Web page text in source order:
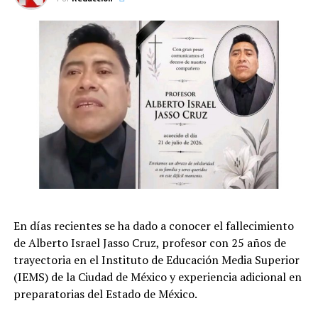
Evacuaciones ordenadas para cientos de miles de
personas; despliegue de militares y equipos de rescate.
Las autoridades advierten de posibles réplicas de
intensidad similar en los próximos días.
Información en curso
En días recientes se ha dado a conocer el fallecimiento
de Alberto Israel Jasso Cruz, profesor con 25 años de
trayectoria en el Instituto de Educación Media Superior
(IEMS) de la Ciudad de México y experiencia adicional en
preparatorias del Estado de México.